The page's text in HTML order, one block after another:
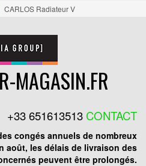
CARLOS Radiateur V
MAGASIN.FR
+33 651613513 CONTACT
congés annuels de nombreux
août, les délais de livraison des
peuvent être prolongés.